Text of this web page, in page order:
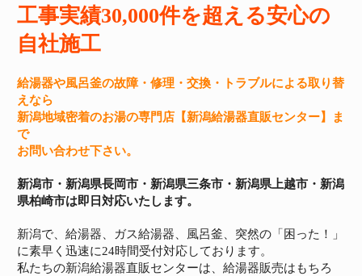
工事実績30,000件を超える安心の
自社施工
給湯器や風呂釜の故障・修理・交換・トラブルによる取り替
えなら
新潟地域密着のお湯の専門店【新潟給湯器直販センター】ま
で
お問い合わせ下さい。
新潟市・新潟県長岡市・新潟県三条市・新潟県上越市・新潟
県柏崎市は即日対応いたします。
新潟で、給湯器、ガス給湯器、風呂釜、突然の「困った！」
に素早く迅速に24時間受付対応しております。
私たちの新潟給湯器直販センターは、給湯器販売はもちろ